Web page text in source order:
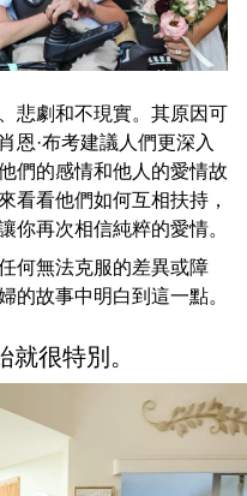
悲劇和不現實。其原因可
恩·布考建議人們更深入
們的感情和他人的愛情故
看看他們如何互相扶持，
你再次相信純粹的愛情。
何無法克服的差異或障
的故事中明白到這一點。
很特別。